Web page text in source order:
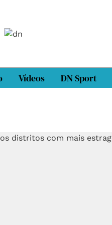
Vídeos DN Sport